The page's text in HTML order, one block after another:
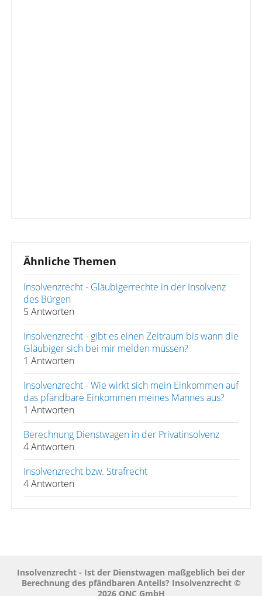
Ähnliche Themen
Insolvenzrecht - Gläubigerrechte in der Insolvenz
des Bürgen
5 Antworten
Insolvenzrecht - gibt es einen Zeitraum bis wann die
Gläubiger sich bei mir melden müssen?
1 Antworten
Insolvenzrecht - Wie wirkt sich mein Einkommen auf
das pfändbare Einkommen meines Mannes aus?
1 Antworten
Berechnung Dienstwagen in der Privatinsolvenz
4 Antworten
Insolvenzrecht bzw. Strafrecht
4 Antworten
Insolvenzrecht - Ist der Dienstwagen maßgeblich bei der
Berechnung des pfändbaren Anteils? Insolvenzrecht ©
2026 QNC GmbH